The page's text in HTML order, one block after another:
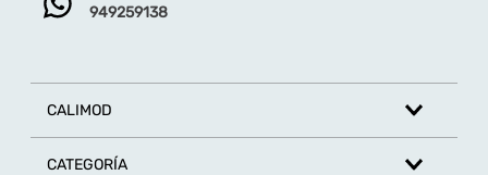
949259138
CALIMOD
CATEGORÍA